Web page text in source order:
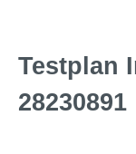
Testplan
28230891